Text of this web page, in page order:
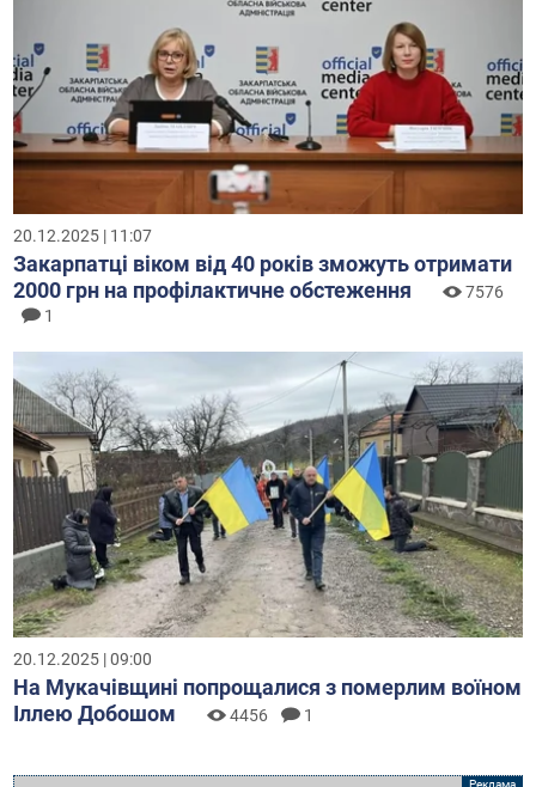
20.12.2025 | 11:07
Закарпатці віком від 40 років зможуть отримати
2000 грн на профілактичне обстеження
7576
1
20.12.2025 | 09:00
На Мукачівщині попрощалися з померлим воїном
Іллею Добошом
4456 1